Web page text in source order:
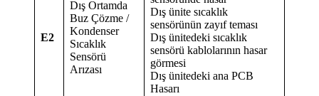
E2
Dış Ortamda
Buz Çözme /
Kondenser
Sıcaklık
Sensörü
Arızası
Dış ünite sıcaklık
sensörünün zayıf teması
Dış ünitedeki sıcaklık
sensörü kablolarının hasar
görmesi
Dış ünitedeki ana PCB
Hasarı